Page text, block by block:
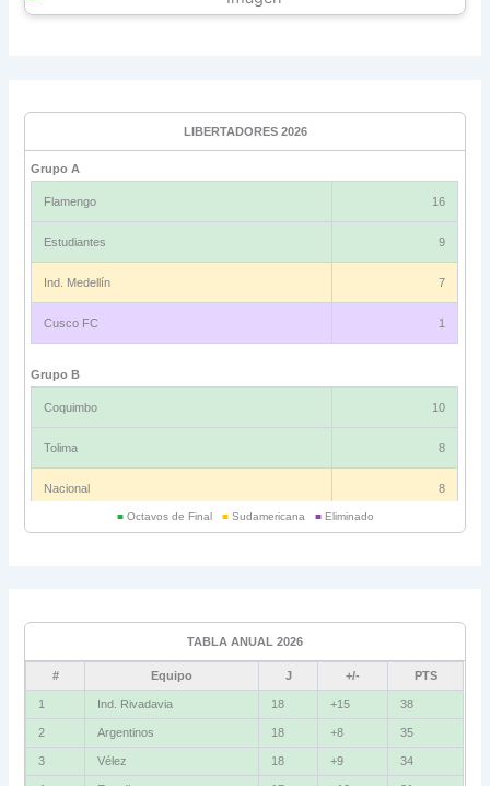
LIBERTADORES 2026
Grupo A
Flamengo 16
Estudiantes 9
Ind. Medellín 7
Cusco FC 1
Grupo B
Coquimbo 10
Tolima 8
Nacional 8
Bolívar 5
La Guaira
■Octavos de Final ■Sudamericana ■Eliminado
TABLA ANUAL 2026
# Equipo J +/- PTS
1 Ind. Rivadavia 18 +15 38
2 Argentinos 18 +8 35
3 Vélez 18 +9 34